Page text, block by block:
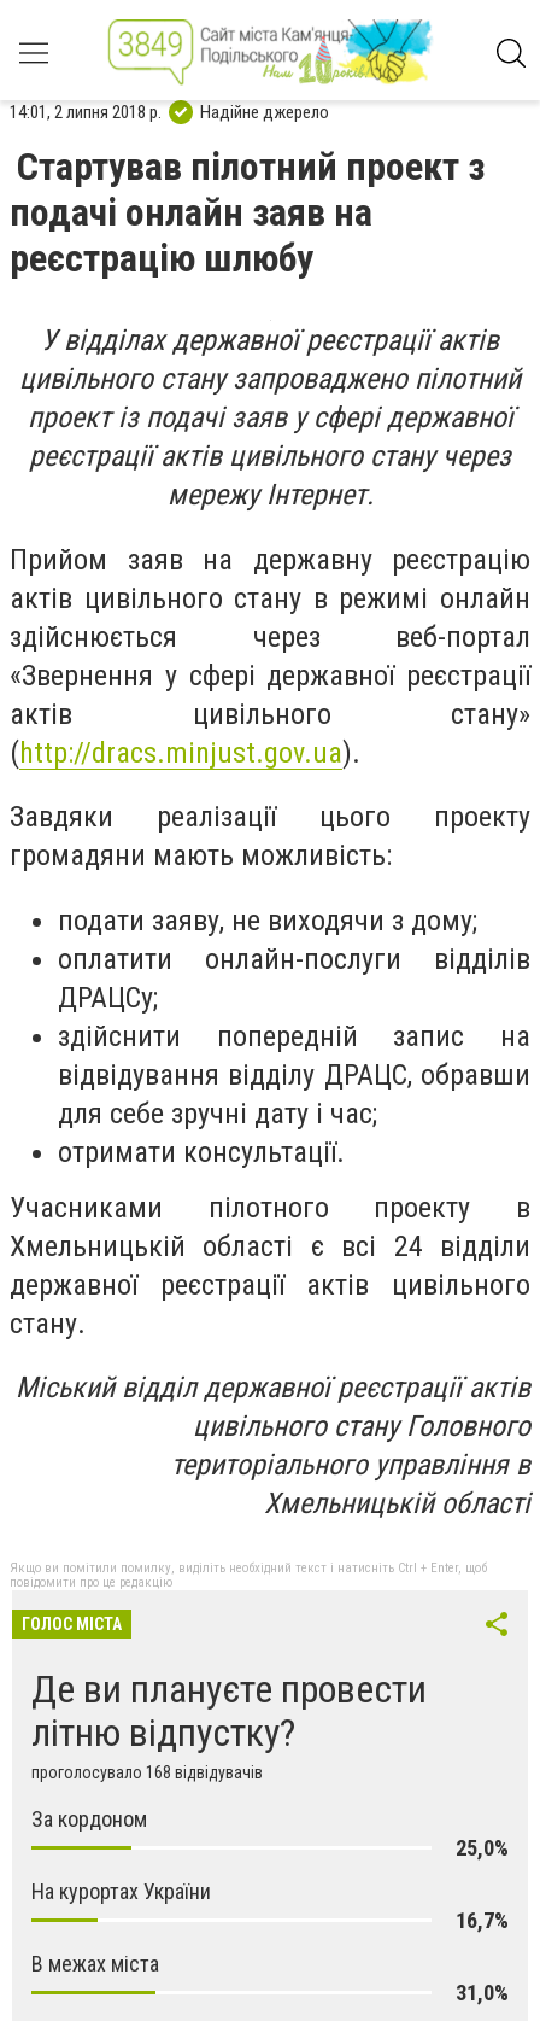
14:01, 2 липня 2018 р. Надійне джерело
Стартував пілотний проект з
подачі онлайн заяв на
реєстрацію шлюбу
У відділах державної реєстрації актів
цивільного стану запроваджено пілотний
проект із подачі заяв у сфері державної
реєстрації актів цивільного стану через
мережу Інтернет.
Прийом заяв на державну реєстрацію
актів цивільного стану в режимі онлайн
здійснюється через веб-портал
«Звернення у сфері державної реєстрації
актів цивільного стану»
(http://dracs.minjust.gov.ua).
Завдяки реалізації цього проекту
громадяни мають можливість:
подати заяву, не виходячи з дому;
оплатити онлайн-послуги відділів
ДРАЦСу;
здійснити попередній запис на
відвідування відділу ДРАЦС, обравши
для себе зручні дату і час;
отримати консультації.
Учасниками пілотного проекту в
Хмельницькій області є всі 24 відділи
державної реєстрації актів цивільного
стану.
Міський відділ державної реєстрації актів
цивільного стану Головного
територіального управління в
Хмельницькій області
Якщо ви помітили помилку, виділіть необхідний текст і натисніть Ctrl + Enter, щоб
повідомити про це редакцію
ГОЛОС МІСТА
Де ви плануєте провести
літню відпустку?
проголосувало 168 відвідувачів
За кордоном
25,0%
На курортах України
16,7%
В межах міста
31,0%